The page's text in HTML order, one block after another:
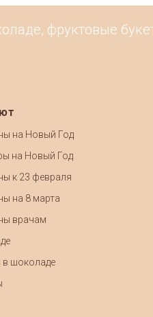
фруктовые
на Новый Год
на Новый Год
к 23 февраля
на 8 марта
врачам
в шоколаде